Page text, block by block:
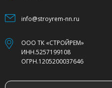
info@stroyrem-nn.ru
ООО ТК «СТРОЙРЕМ»
ИНН.5257199108
ОГРН.1205200037646